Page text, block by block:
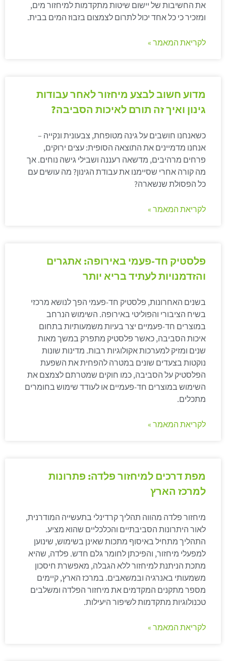
את החשיבות של יישום שיטות מתקדמות למיחזור מים,
ומזכיר כי כל אחד יכול לתרום לצמצום בזבוז המים בבית.
לקריאת המאמר »
מדוע חשוב לבצע מיחזור לאחר עבודות
גינון ואיך זה תורם לאיכות הסביבה?
כשאנחנו חושבים על גינה מטופחת, צבעונית ונקייה –
אנחנו מדמיינים את התוצאה הסופית: עצים ירוקים,
פרחים מרהיבים, מדשאה רעננה ושבילי גישה נוחים. אך
מה קורה אחרי שסיימנו את עבודת הגינון? מה עושים עם
כל הפסולת שנשארה?
לקריאת המאמר »
פלסטיק חד-פעמי באירופה: אתגרים
והזדמנויות לעתיד בריא יותר
בשנים האחרונות, פלסטיק חד-פעמי הפך לנושא מרכזי
בשיח הציבורי והפוליטי באירופה. השימוש הנרחב
במוצרים חד-פעמיים יצר בעיות משמעותיות בתחום
איכות הסביבה, כאשר פלסטיק מתפרק במשך מאות
שנים ומזיק למערכות אקולוגיות רבות. מדינות שונות
נוקטות בצעדים שונים במטרה להפחית את השפעת
הפלסטיק על הסביבה, כמו חוקים שמטרתם לצמצם את
השימוש במוצרים חד-פעמיים או לעודד שימוש בחומרים
מתכלים.
לקריאת המאמר »
מפת דרכים למיחזור פלדה: פתרונות
למרכז הארץ
מיחזור פלדה מהווה תהליך קרדינלי בתעשייה המודרנית,
לאור היתרונות הסביבתיים והכלכליים שהוא מציע.
התהליך מתחיל באיסוף מתכות שאינן בשימוש, שינוען
למפעלי מיחזור, והפיכתן לחומר גלם חדש. פלדה, שהיא
מתכת הניתנת למיחזור ללא הגבלה, מאפשרת חיסכון
משמעותי באנרגיה ובמשאבים. במרכז הארץ, קיימים
מספר מתקנים המקדמים את מיחזור הפלדה ומשלבים
טכנולוגיות מתקדמות לשיפור היעילות.
לקריאת המאמר »